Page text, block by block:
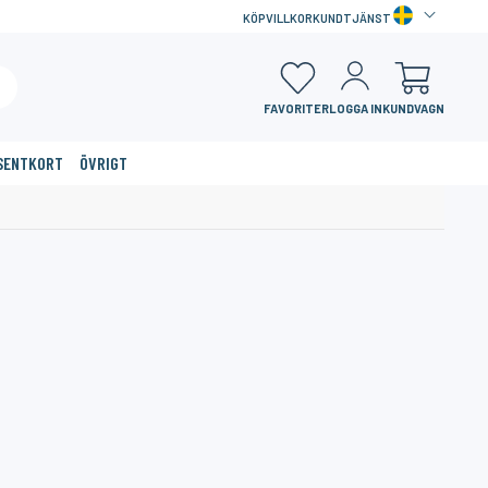
KÖPVILLKORKUNDTJÄNST
FAVORITERLOGGA INKUNDVAGN
ÖVRIGT